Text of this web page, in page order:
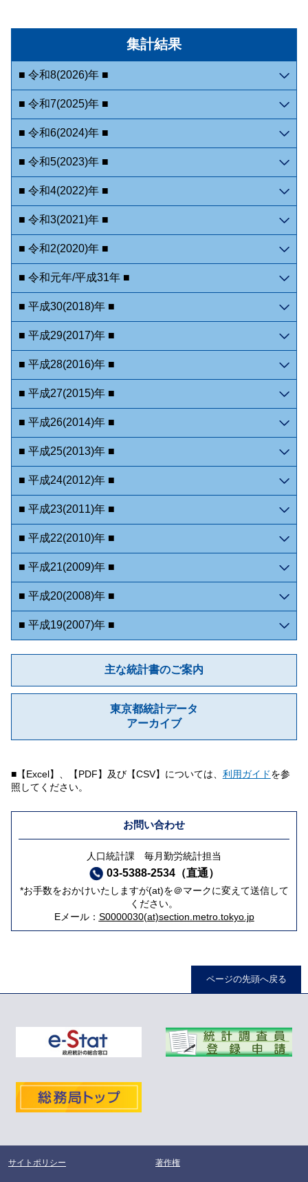
集計結果
■ 令和8(2026)年 ■
■ 令和7(2025)年 ■
■ 令和6(2024)年 ■
■ 令和5(2023)年 ■
■ 令和4(2022)年 ■
■ 令和3(2021)年 ■
■ 令和2(2020)年 ■
■ 令和元年/平成31年 ■
■ 平成30(2018)年 ■
■ 平成29(2017)年 ■
■ 平成28(2016)年 ■
■ 平成27(2015)年 ■
■ 平成26(2014)年 ■
■ 平成25(2013)年 ■
■ 平成24(2012)年 ■
■ 平成23(2011)年 ■
■ 平成22(2010)年 ■
■ 平成21(2009)年 ■
■ 平成20(2008)年 ■
■ 平成19(2007)年 ■
主な統計書のご案内
東京都統計データ
アーカイブ
■【Excel】、【PDF】及び【CSV】については、 利用ガイドを参
照してください。
お問い合わせ
人口統計課 毎月勤労統計担当
03-5388-2534（直通）
*お手数をおかけいたしますが(at)を＠マークに変えて送信して
ください。
Eメール： S0000030(at)section.metro.tokyo.jp
ページの先頭へ戻る
サイトポリシー 著作権